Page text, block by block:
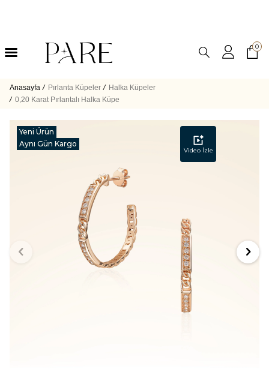
0
Anasayfa / Pırlanta Küpeler / Halka Küpeler
/ 0,20 Karat Pırlantalı Halka Küpe
Video İzle
Yeni Ürün
Aynı Gün Kargo